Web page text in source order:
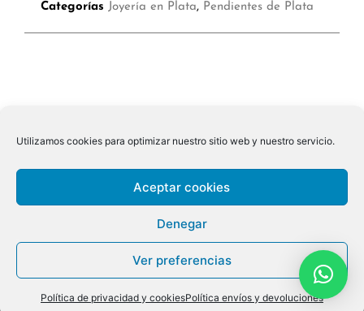
Utilizamos cookies para optimizar nuestro sitio web y nuestro servicio.
Aceptar cookies
Denegar
Ver preferencias
Política de privacidad y cookiesPolítica envíos y devoluciones
Categorías Joyería en Plata, Pendientes de Plata
© 2026 ALL RIGHTS RESERVED